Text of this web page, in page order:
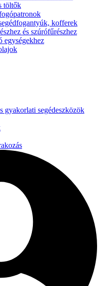
töltők
kofferek
és szúrófűrészhez
egységekhez
gyakorlati segédeszközök